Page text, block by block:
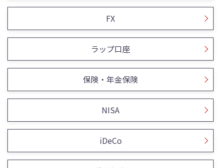
FX
ラップ口座
保険・年金保険
NISA
iDeCo